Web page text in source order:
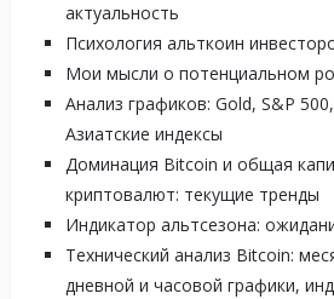
актуальность
Психология альткоин
Мои мысли о потенциальном
Анализ графиков: Gold, S&P
Азиатские индексы
Доминация Bitcoin и общая
криптовалют: текущие тренды
Индикатор альтсезона:
Технический анализ Bitcoin:
дневной и часовой графики,